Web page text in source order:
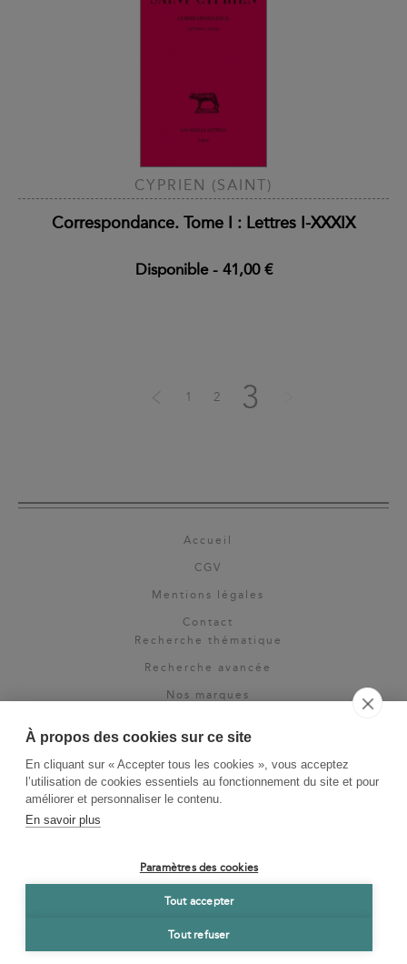
À propos des cookies sur ce site
En cliquant sur « Accepter tous les cookies », vous acceptez
l’utilisation de cookies essentiels au fonctionnement du site et pour
améliorer et personnaliser le contenu.
En savoir plus
Paramètres des cookies
Tout accepter
Tout refuser
CYPRIEN (SAINT)
Correspondance. Tome I : Lettres I-XXXIX
Disponible- 41,00 €
1 2 3
Accueil
CGV
Mentions légales
Contact
Recherche thématique
Recherche avancée
Nos marques
Espace pro
Newsletter
La Vie des Classiques